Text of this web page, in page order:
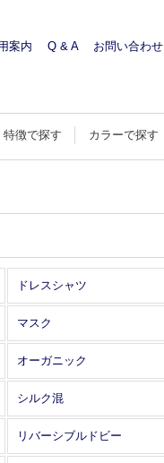
案内 Q & A お問い合わせ
特徴で探す カラーで探す
ドレスシャツ
マスク
オーガニック
シルク混
リバーシブルドビー